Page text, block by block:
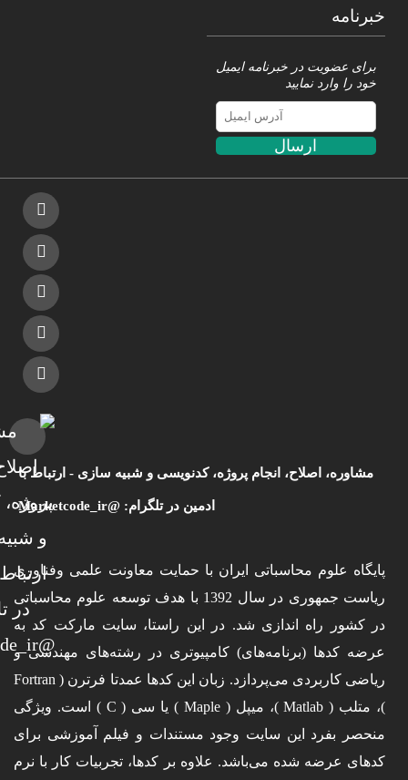
خبرنامه
برای عضویت در خبرنامه ایمیل
خود را وارد نمایید
ارسال
مشاوره، اصلاح، انجام پروژه، کدنویسی و شبیه سازی - ارتباط با
ادمین در تلگرام: @Marketcode_ir
پایگاه علوم محاسباتی ایران با حمایت معاونت علمی وفناوری
ریاست جمهوری در سال 1392 با هدف توسعه علوم محاسباتی
در کشور راه اندازی شد. در این راستا، سایت مارکت کد به
عرضه کدها (برنامه‌های) کامپیوتری در رشته‌های مهندسی و
ریاضی کاربردی می‌پردازد. زبان این کدها عمدتا فرترن ( Fortran
)، متلب ( Matlab )، میپل ( Maple ) یا سی ( C ) است. ویژگی
منحصر بفرد این سایت وجود مستندات و فیلم آموزشی برای
کدهای عرضه شده می‌باشد. علاوه بر کدها، تجربیات کار با نرم